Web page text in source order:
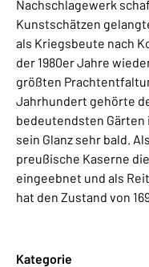
Nachschlagewerk
Kunstschätzen
als Kriegsbeute nach
der 1980er Jahre
größten
Jahrhundert gehörte
bedeutendsten
sein Glanz sehr bald.
preußische Kaserne
eingeebnet und als
hat den Zustand von
Kategorie